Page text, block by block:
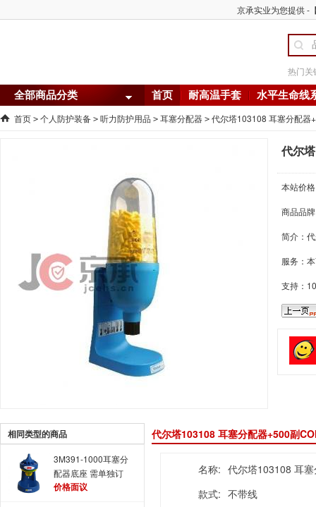
京承实业为您提供 -
热门关
全部商品分类 首页 耐高温手套 水平生命线
首页 > 个人防护装备 > 听力防护用品 > 耳塞分配器 > 代尔塔103108 耳塞分配器
代尔
本站价
商品品
简介：
服务：
支持：
相同类型的商品
3M391-1000耳塞分
配器底座 需单独订
购瓶装耳塞
价格面议
代尔塔103108 耳塞分配器+500副
名称: 代尔塔103108 耳
款式: 不带线